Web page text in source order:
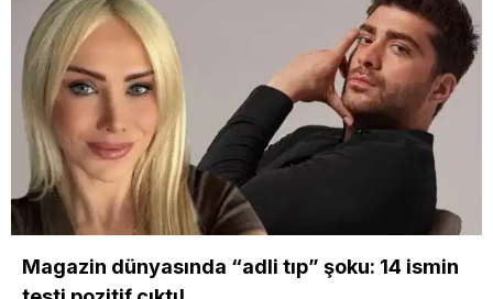
Magazin dünyasında “adli tıp” şoku: 14 ismin